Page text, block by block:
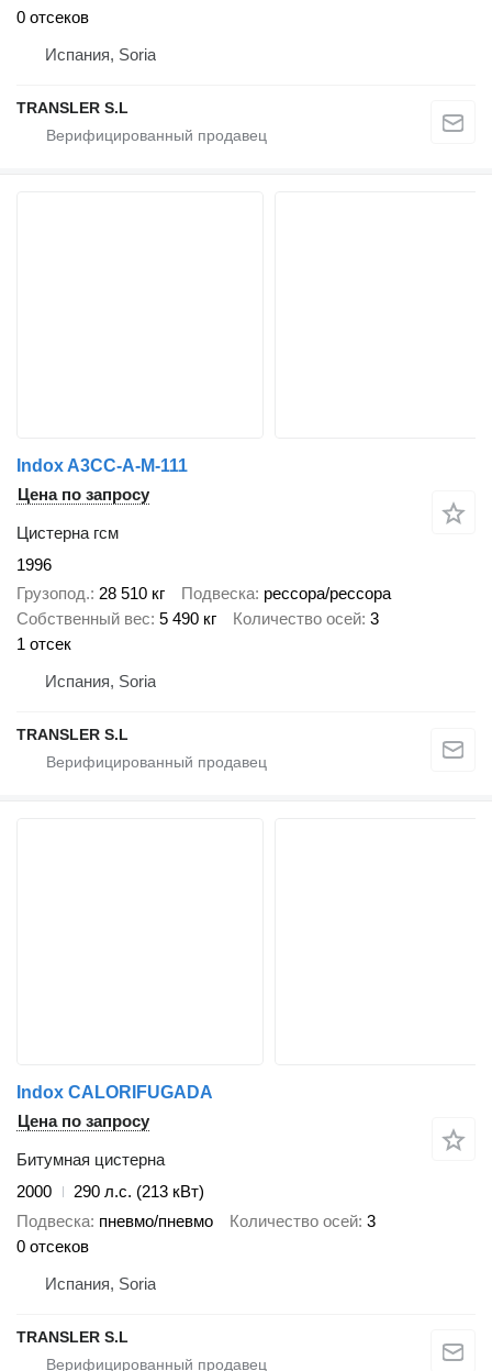
0 отсеков
Испания, Soria
TRANSLER S.L
Indox A3CC-A-M-111
Цена по запросу
Цистерна гсм
1996
Грузопод. 28 510 кг Подвеска рессора/рессора
Собственный вес 5 490 кг Количество осей 3
1 отсек
Испания, Soria
TRANSLER S.L
Indox CALORIFUGADA
Цена по запросу
Битумная цистерна
2000
290 л.с. (213 кВт)
Подвеска пневмо/пневмо Количество осей 3
0 отсеков
Испания, Soria
TRANSLER S.L